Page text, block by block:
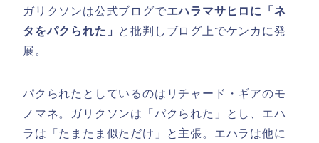
ガリクソンは公式ブログでエハラマサヒロに「ネ
タをパクられた」 と批判しブログ上でケンカに発
展。
パクられたとしているのはリチャード・ギアのモ
ノマネ。ガリクソンは「パクられた」とし、エハ
ラは「たまたま似ただけ」と主張。エハラは他に